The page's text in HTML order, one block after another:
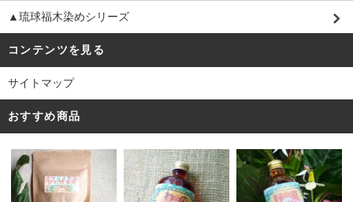
▲琉球福木染めシリーズ
コンテンツを見る
サイトマップ
おすすめ商品